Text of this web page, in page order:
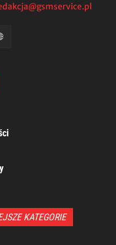
KATEGORIE